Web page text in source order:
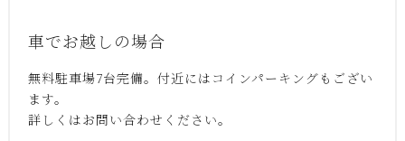
車でお越しの場合
無料駐車場7台完備。付近にはコインパーキングもござい
ます。
詳しくはお問い合わせください。